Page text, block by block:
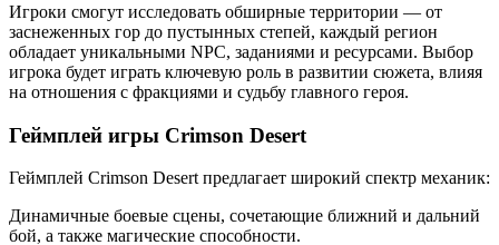
Игроки смогут исследовать обширные территории — от
заснеженных гор до пустынных степей, каждый регион
обладает уникальными NPC, заданиями и ресурсами. Выбор
игрока будет играть ключевую роль в развитии сюжета, влияя
на отношения с фракциями и судьбу главного героя.
Геймплей игры Crimson Desert
Геймплей Crimson Desert предлагает широкий спектр механик:
Динамичные боевые сцены, сочетающие ближний и дальний
бой, а также магические способности.